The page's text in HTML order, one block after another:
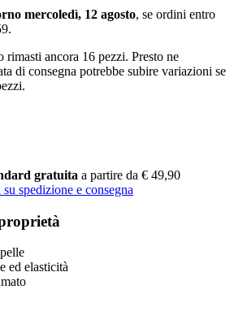
mercoledì, 12 agosto, se ordini entro
.
rimasti ancora 16 pezzi. Presto ne
di consegna potrebbe subire variazioni se
gratuita a partire da € 49,90
spedizione e consegna
ed elasticità